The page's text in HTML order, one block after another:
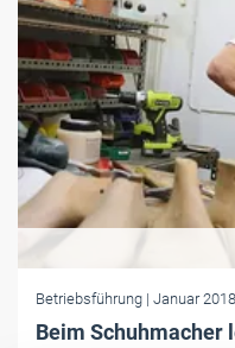
Betriebsführung | Januar 2018
Beim Schuhmacher